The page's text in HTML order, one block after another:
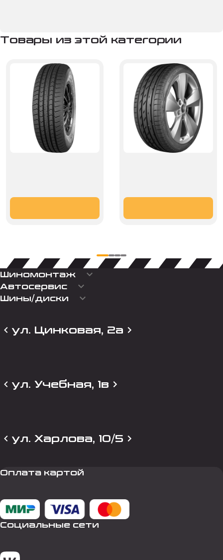
Товары из этой категории
Шиномонтаж keyboard_arrow_down
Автосервис keyboard_arrow_down
Шины/диски keyboard_arrow_down
ул. Цинковая, 2а
ул. Учебная, 1в
ул. Харлова, 10/5
Оплата картой
Социальные сети